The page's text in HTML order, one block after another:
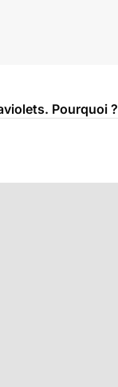
Pourquoi ?